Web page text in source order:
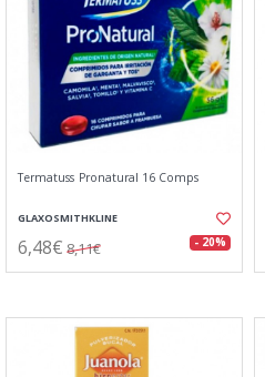
Termatuss Pronatural 16 Comps
GLAXOSMITHKLINE
6,48€ 8,11€ - 20%